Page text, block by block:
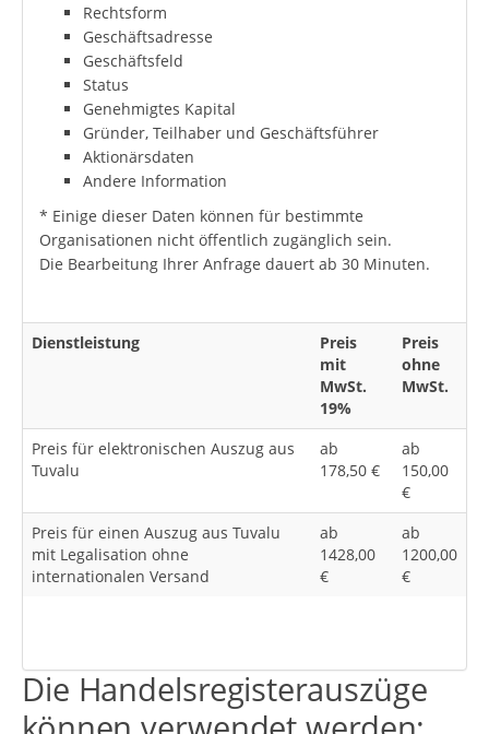
Rechtsform
Geschäftsadresse
Geschäftsfeld
Status
Genehmigtes Kapital
Gründer, Teilhaber und Geschäftsführer
Aktionärsdaten
Andere Information
* Einige dieser Daten können für bestimmte
Organisationen nicht öffentlich zugänglich sein.
Die Bearbeitung Ihrer Anfrage dauert ab 30 Minuten.
Dienstleistung
Preis
mit
MwSt.
19%
Preis
ohne
MwSt.
Preis für elektronischen Auszug aus
Tuvalu
ab
178,50 €
ab
150,00
€
Preis für einen Auszug aus Tuvalu
mit Legalisation ohne
internationalen Versand
ab
1428,00
€
ab
1200,00
€
Die Handelsregisterauszüge